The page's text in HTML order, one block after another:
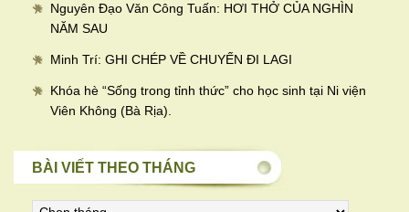
Nguyên Đạo Văn Công Tuấn: HƠI THỞ CỦA NGHÌN
NĂM SAU
Minh Trí: GHI CHÉP VỀ CHUYẾN ĐI LAGI
Khóa hè “Sống trong tỉnh thức” cho học sinh tại Ni viện
Viên Không (Bà Rịa).
BÀI VIẾT THEO THÁNG